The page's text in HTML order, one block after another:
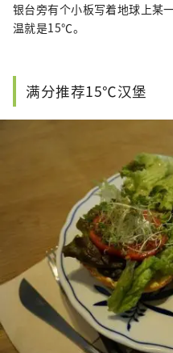
银台旁有个小板写着地球上某
温就是15℃。
满分推荐15℃汉堡